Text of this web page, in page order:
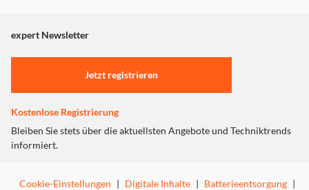
2 Stunden Schnellaufladezeit
20 Min Kurzaufladung für 20 Min Laufzeit
100% wasserdicht
Klingen aus japanischem Edelstahl
werden können:
- Präzisionstrimmer mit Klingen aus japanischem Stahl
- Detailtrimmer
"Marketing".
Einstellungen anpassen
expert Newsletter
Jetzt registrieren
Kostenlose Registrierung
Bleiben Sie stets über die aktuellsten Angebote und Techniktrends
informiert.
Cookie-Einstellungen | Digitale Inhalte | Batterieentsorgung |